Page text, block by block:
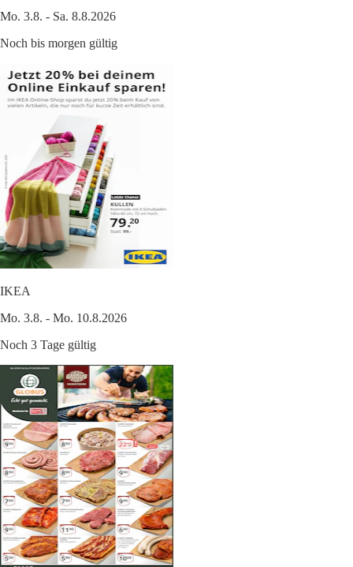
Mo. 3.8. - Sa. 8.8.2026
Noch bis morgen gültig
IKEA
Mo. 3.8. - Mo. 10.8.2026
Noch 3 Tage gültig